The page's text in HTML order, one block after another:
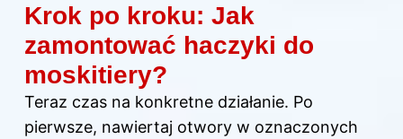
Krok po kroku: Jak
zamontować haczyki do
moskitiery?
Teraz czas na konkretne działanie. Po
pierwsze, nawiertaj otwory w oznaczonych